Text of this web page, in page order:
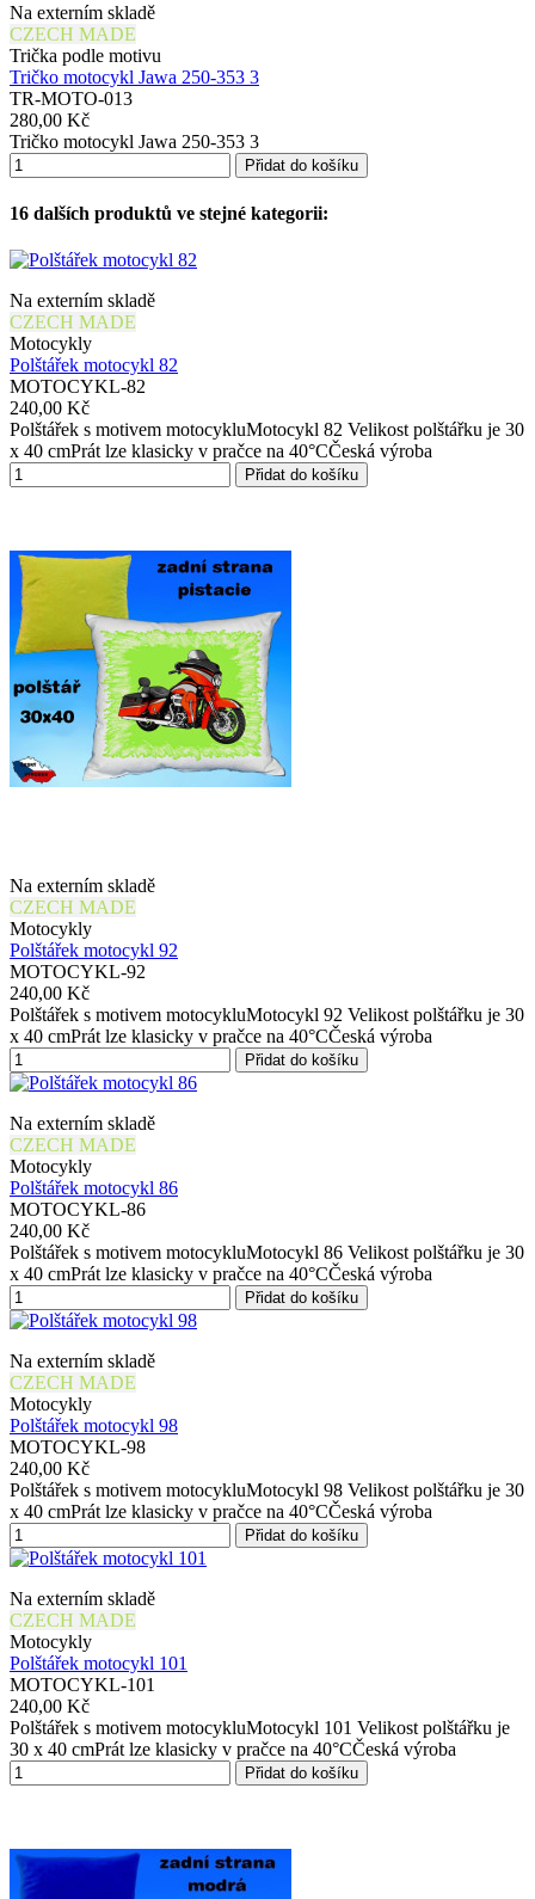
Na externím skladě
CZECH MADE
Trička podle motivu
Tričko motocykl Jawa 250-353 3
TR-MOTO-013
280,00 Kč
Tričko motocykl Jawa 250-353 3
Přidat do košíku
16 dalších produktů ve stejné kategorii:
Na externím skladě
CZECH MADE
Motocykly
Polštářek motocykl 82
MOTOCYKL-82
240,00 Kč
Polštářek s motivem motocykluMotocykl 82 Velikost polštářku je 30
x 40 cmPrát lze klasicky v pračce na 40°CČeská výroba
Přidat do košíku
Na externím skladě
CZECH MADE
Motocykly
Polštářek motocykl 92
MOTOCYKL-92
240,00 Kč
Polštářek s motivem motocykluMotocykl 92 Velikost polštářku je 30
x 40 cmPrát lze klasicky v pračce na 40°CČeská výroba
Přidat do košíku
Na externím skladě
CZECH MADE
Motocykly
Polštářek motocykl 86
MOTOCYKL-86
240,00 Kč
Polštářek s motivem motocykluMotocykl 86 Velikost polštářku je 30
x 40 cmPrát lze klasicky v pračce na 40°CČeská výroba
Přidat do košíku
Na externím skladě
CZECH MADE
Motocykly
Polštářek motocykl 98
MOTOCYKL-98
240,00 Kč
Polštářek s motivem motocykluMotocykl 98 Velikost polštářku je 30
x 40 cmPrát lze klasicky v pračce na 40°CČeská výroba
Přidat do košíku
Na externím skladě
CZECH MADE
Motocykly
Polštářek motocykl 101
MOTOCYKL-101
240,00 Kč
Polštářek s motivem motocykluMotocykl 101 Velikost polštářku je
30 x 40 cmPrát lze klasicky v pračce na 40°CČeská výroba
Přidat do košíku